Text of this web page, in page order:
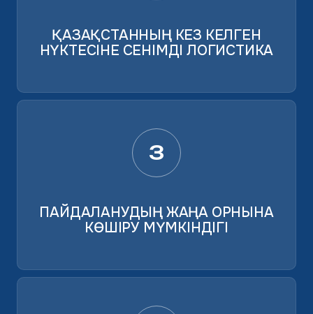
ҚАЗАҚСТАННЫҢ КЕЗ КЕЛГЕН
НҮКТЕСІНЕ СЕНІМДІ ЛОГИСТИКА
3
ПАЙДАЛАНУДЫҢ ЖАҢА ОРНЫНА
КӨШІРУ МҮМКІНДІГІ